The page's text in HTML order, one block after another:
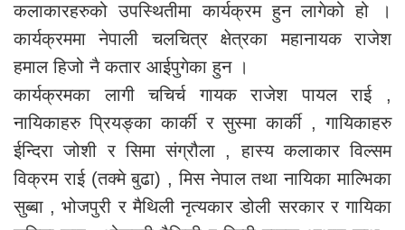
कलाकारहरुको उपस्थितीमा कार्यक्रम हुन लागेको हो ।
कार्यक्रममा नेपाली चलचित्र क्षेत्रका महानायक राजेश
हमाल हिजो नै कतार आईपुगेका हुन ।
कार्यक्रमका लागी चचिर्च गायक राजेश पायल राई ,
नायिकाहरु प्रियङ्का कार्की र सुस्मा कार्की , गायिकाहरु
ईन्दिरा जोशी र सिमा संग्रौला , हास्य कलाकार विल्सम
विक्रम राई (तक्मे बुढा) , मिस नेपाल तथा नायिका माल्भिका
सुब्बा , भोजपुरी र मैथिली नृत्यकार डोली सरकार र गायिका